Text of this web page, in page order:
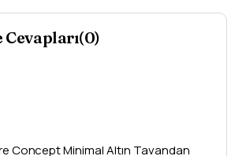
Cevapları(0)
Concept Minimal Altın Tavandan